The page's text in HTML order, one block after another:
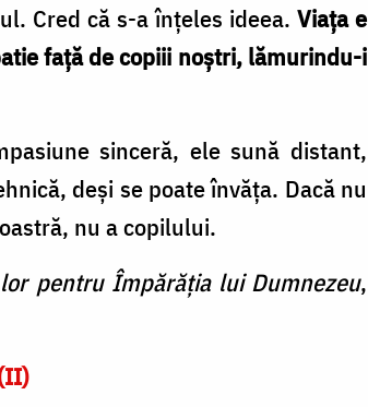
Cred că s-a înțeles ideea. Viața e
față de copiii noștri, lămurindu-i
sinceră, ele sună distant,
deși se poate învăța. Dacă nu
nu a copilului.
pentru Împărăția lui Dumnezeu,